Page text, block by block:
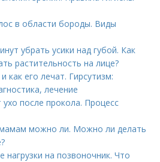
в области бороды. Виды
убрать усики над губой. Как
растительность на лице?
как его лечат. Гирсутизм:
лечение
после прокола. Процесс
можно ли. Можно ли делать
нагрузки на позвоночник. Что